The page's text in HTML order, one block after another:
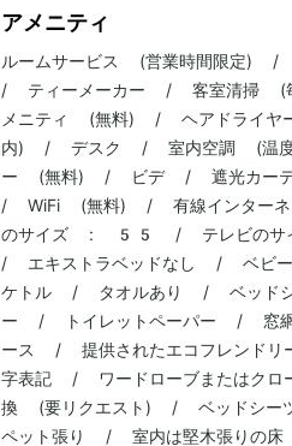
アメニティ
ルームサービス (営業時間限
/ ティーメーカー / 客室清掃
メニティ (無料) / ヘアドライ
内) / デスク / 室内空調 (温
ー (無料) / ビデ / 遮光カー
/ WiFi (無料) / 有線インター
のサイズ : 55 / テレビのサイ
/ エキストラベッドなし / ベ
ケトル / タオルあり / ベッド
ー / トイレットペーパー / 窓
ース / 提供されたエコフレン
字表記 / ワードローブまたはク
換 (要リクエスト) / ベッドシー
ペット張り / 室内は堅木張りの床